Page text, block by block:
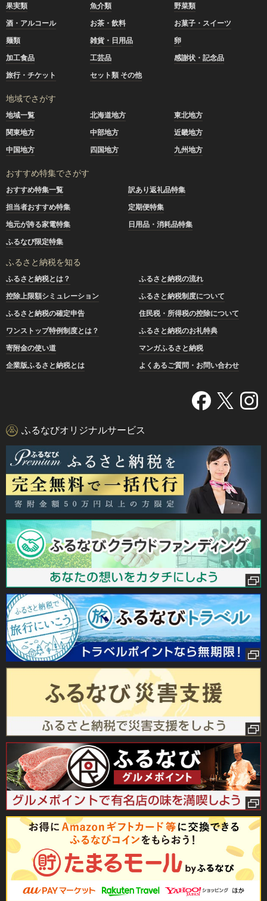
果実類
魚介類
野菜類
酒・アルコール
お茶・飲料
お菓子・スイーツ
麺類
雑貨・日用品
卵
加工食品
工芸品
感謝状・記念品
旅行・チケット
セット類 その他
地域でさがす
地域一覧 北海道地方
東北地方
関東地方
中部地方
近畿地方
中国地方
四国地方 九州地方
おすすめ特集でさがす
おすすめ特集一覧
訳あり返礼品特集
担当者おすすめ特集
定期便特集
地元が誇る家電特集
日用品・消耗品特集
ふるなび限定特集
ふるさと納税を知る
ふるさと納税とは？
ふるさと納税の流れ
控除上限額シミュレーション
ふるさと納税制度について
ふるさと納税の確定申告
住民税・所得税の控除について
ワンストップ特例制度とは？
ふるさと納税のお礼特典
寄附金の使い道
マンガふるさと納税
企業版ふるさと納税とは
よくあるご質問・お問い合わせ
ふるなびオリジナルサービス